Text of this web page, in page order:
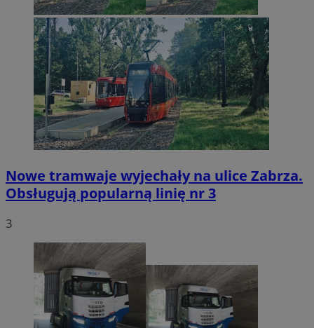
Nowe tramwaje wyjechały na ulice Zabrza.
Obsługują popularną linię nr 3
3